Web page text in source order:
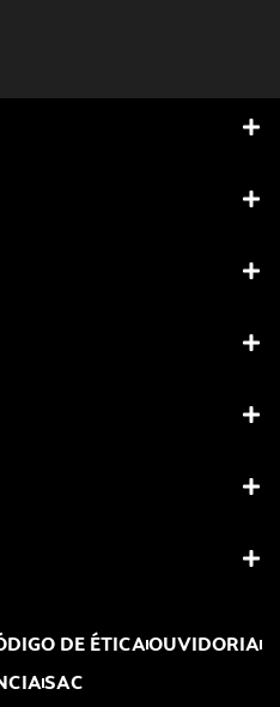
DE ÉTICAOUVIDORIA
SAC